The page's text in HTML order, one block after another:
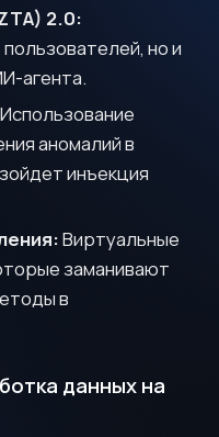
2.0:
но и
агента.
Использование
аномалий в
инъекция
Виртуальные
заманивают
в
данных на
personal data in